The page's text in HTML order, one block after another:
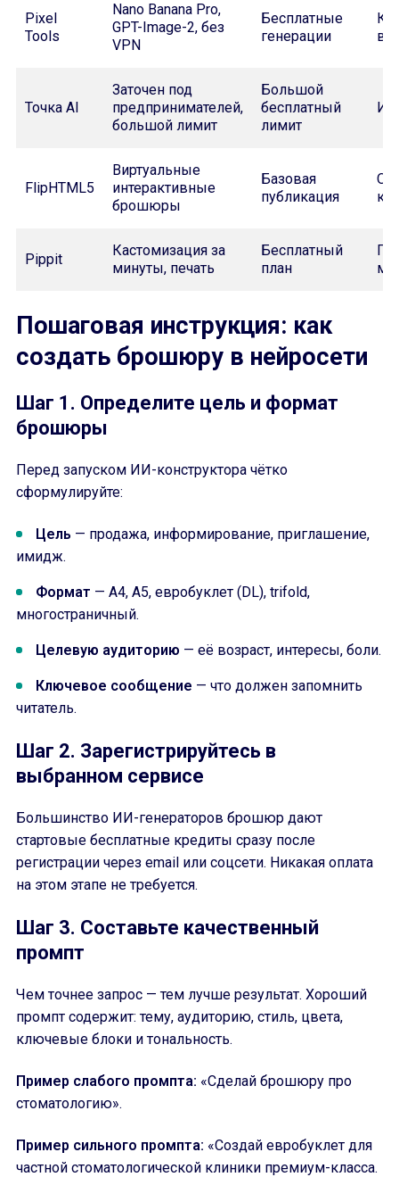
Pixel
Tools
Nano Banana Pro,
GPT-Image-2, без
VPN
Бесплатные
генерации
Точка AI
Заточен под
предпринимателей,
большой лимит
Большой
бесплатный
лимит
FlipHTML5
Виртуальные
интерактивные
брошюры
Базовая
публикация
Pippit
Кастомизация за
минуты, печать
Бесплатный
план
Пошаговая инструкция: как
создать брошюру в нейросети
Шаг 1. Определите цель и формат
брошюры
Перед запуском ИИ-конструктора чётко
сформулируйте:
Цель — продажа, информирование, приглашение,
имидж.
Формат — A4, A5, евробуклет (DL), trifold,
многостраничный.
Целевую аудиторию — её возраст, интересы, боли.
Ключевое сообщение — что должен запомнить
читатель.
Шаг 2. Зарегистрируйтесь в
выбранном сервисе
Большинство ИИ-генераторов брошюр дают
стартовые бесплатные кредиты сразу после
регистрации через email или соцсети. Никакая оплата
на этом этапе не требуется.
Шаг 3. Составьте качественный
промпт
Чем точнее запрос — тем лучше результат. Хороший
промпт содержит: тему, аудиторию, стиль, цвета,
ключевые блоки и тональность.
Пример слабого промпта: «Сделай брошюру про
стоматологию».
Пример сильного промпта: «Создай евробуклет для
частной стоматологической клиники премиум-класса.